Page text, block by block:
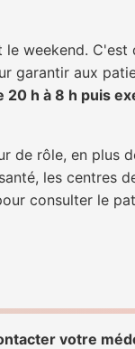
le weekend. C'est
garantir aux
20 h à 8 h puis
de rôle, en plus
les centres
consulter le
votre